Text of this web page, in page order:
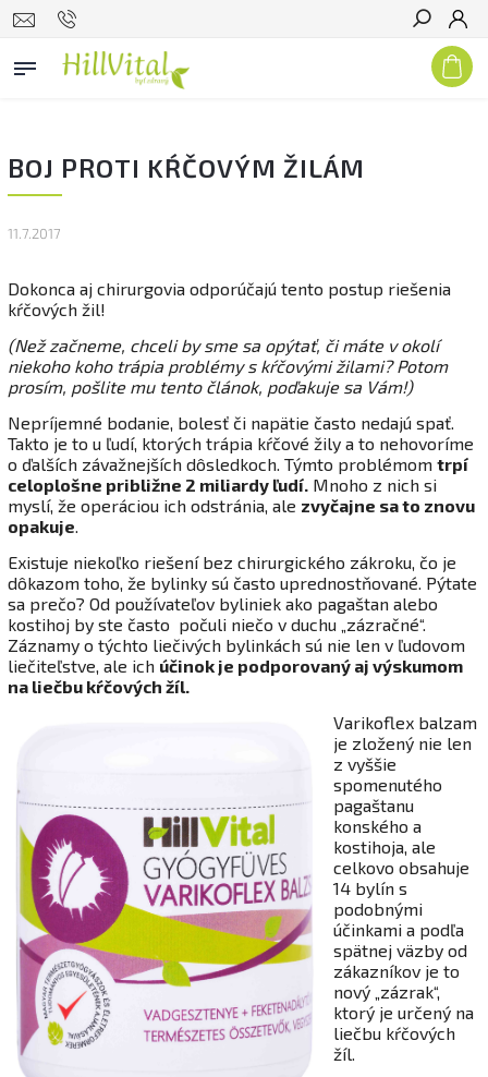
Hľadať
BOJ PROTI KŔČOVÝM ŽILÁM
11.7.2017
Dokonca aj chirurgovia odporúčajú tento postup riešenia
kŕčových žil!
(Než začneme, chceli by sme sa opýtať, či máte v okolí
niekoho koho trápia problémy s kŕčovými žilami? Potom
prosím, pošlite mu tento článok, poďakuje sa Vám!)
Nepríjemné bodanie, bolesť či napätie často nedajú spať.
Takto je to u ľudí, ktorých trápia kŕčové žily a to nehovoríme
o ďalších závažnejších dôsledkoch. Týmto problémom trpí
celoplošne približne 2 miliardy ľudí. Mnoho z nich si
myslí, že operáciou ich odstránia, ale zvyčajne sa to znovu
opakuje.
Existuje niekoľko riešení bez chirurgického zákroku, čo je
dôkazom toho, že bylinky sú často uprednostňované. Pýtate
sa prečo? Od používateľov byliniek ako pagaštan alebo
kostihoj by ste často počuli niečo v duchu „zázračné“.
Záznamy o týchto liečivých bylinkách sú nie len v ľudovom
liečiteľstve, ale ich účinok je podporovaný aj výskumom
na liečbu kŕčových žíl.
Varikoflex balzam
je zložený nie len
z vyššie
spomenutého
pagaštanu
konského a
kostihoja, ale
celkovo obsahuje
14 bylín s
podobnými
účinkami a podľa
spätnej väzby od
zákazníkov je to
nový „zázrak“,
ktorý je určený na
liečbu kŕčových
žíl.